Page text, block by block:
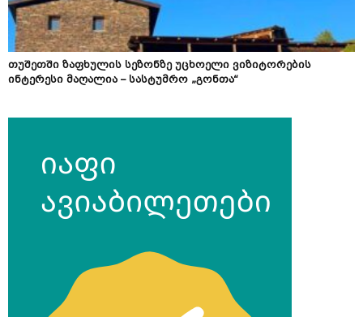
თუშეთში ზაფხულის სეზონზე უცხოელი ვიზიტორების
ინტერესი მაღალია – სასტუმრო „გონთა“